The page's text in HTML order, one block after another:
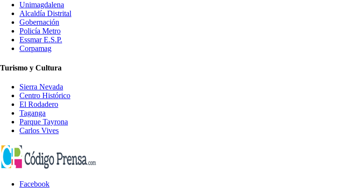
Unimagdalena
Alcaldía Distrital
Gobernación
Policía Metro
Essmar E.S.P.
Corpamag
Turismo y Cultura
Sierra Nevada
Centro Histórico
El Rodadero
Taganga
Parque Tayrona
Carlos Vives
Facebook